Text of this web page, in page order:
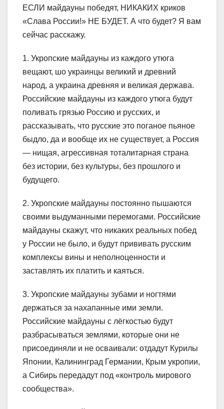
ЕСЛИ майдауны победят, НИКАКИХ криков
«Слава России!» НЕ БУДЕТ. А что будет? Я вам
сейчас расскажу.
1. Укропские майдауны из каждого утюга
вещают, шо украинцы великий и древний
народ, а украина древняя и великая держава.
Российские майдауны из каждого утюга будут
поливать грязью Россию и русских, и
рассказывать, что русские это поганое пьяное
быдло, да и вообще их не существует, а Россия
— нищая, агрессивная тоталитарная страна
без истории, без культуры, без прошлого и
будущего.
2. Укропские майдауны постоянно пышаются
своими выдуманными перемогами. Российские
майдауны скажут, что никаких реальных побед
у России не было, и будут прививать русским
комплексы вины и неполноценности и
заставлять их платить и каяться.
3. Укропские майдауны зубами и ногтями
держаться за нахапанные ими земли.
Российские майдауны с лёгкостью будут
разбрасываться землями, которые они не
присоединяли и не осваивали: отдадут Курилы
Японии, Калининград Германии, Крым укропии,
а Сибирь передадут под «контроль мирового
сообщества».